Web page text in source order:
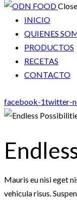
Close
INICIO
QUIENES
PRODUCTOS
RECETAS
CONTACTO
facebook-1twitter-
Mauris eu nisi eget
vehicula risus.